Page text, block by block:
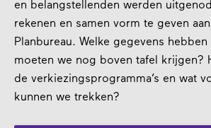
en belangstellenden werden
rekenen en samen vorm te geven
Planbureau. Welke gegevens hebben
moeten we nog boven tafel krijgen?
de verkiezingsprogramma’s en wat
kunnen we trekken?